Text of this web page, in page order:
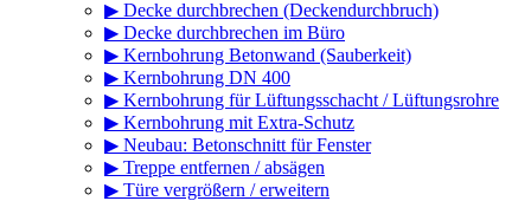
▶ Decke durchbrechen (Deckendurchbruch)
▶ Decke durchbrechen im Büro
▶ Kernbohrung Betonwand (Sauberkeit)
▶ Kernbohrung DN 400
▶ Kernbohrung für Lüftungsschacht / Lüftungsrohre
▶ Kernbohrung mit Extra-Schutz
▶ Neubau: Betonschnitt für Fenster
▶ Treppe entfernen / absägen
▶ Türe vergrößern / erweitern